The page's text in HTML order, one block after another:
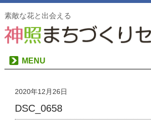
素敵な花と出会える
MENU
2020年12月26日
DSC_0658